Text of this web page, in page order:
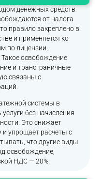
денежных средств
от налога
правило закреплено в
и применяется ко
по лицензии,
освобождение
и трансграничные
связаны с
системы в
без начисления
Это снижает
и упрощает расчеты с
что другие виды
освобождение,
НДС — 20%.